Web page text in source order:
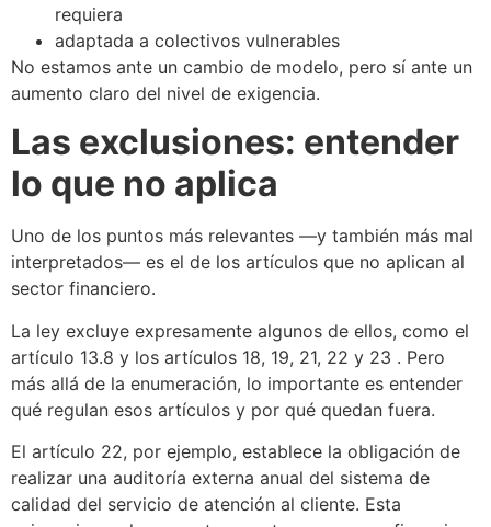
requiera
adaptada a colectivos vulnerables
No estamos ante un cambio de modelo, pero sí ante un
aumento claro del nivel de exigencia.
Las exclusiones: entender
lo que no aplica
Uno de los puntos más relevantes —y también más mal
interpretados— es el de los artículos que no aplican al
sector financiero.
La ley excluye expresamente algunos de ellos, como el
artículo 13.8 y los artículos 18, 19, 21, 22 y 23 . Pero
más allá de la enumeración, lo importante es entender
qué regulan esos artículos y por qué quedan fuera.
El artículo 22, por ejemplo, establece la obligación de
realizar una auditoría externa anual del sistema de
calidad del servicio de atención al cliente. Esta